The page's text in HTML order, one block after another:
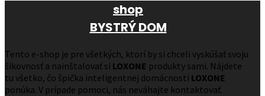
shop
BYSTRÝ DOM
Tento e-shop je pre všetkých, ktorí by si chceli vyskúšať svoju
šikovnosť a nainštalovať si LOXONE produkty sami. Nájdete
tu všetko, čo špička inteligentnej domácnosti LOXONE
ponúka. V prípade pomoci, nás neváhajte kontaktovať.